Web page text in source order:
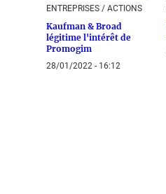
ENTREPRISES / ACTIONS
Kaufman & Broad
légitime l'intérêt de
Promogim
28/01/2022 - 16:12